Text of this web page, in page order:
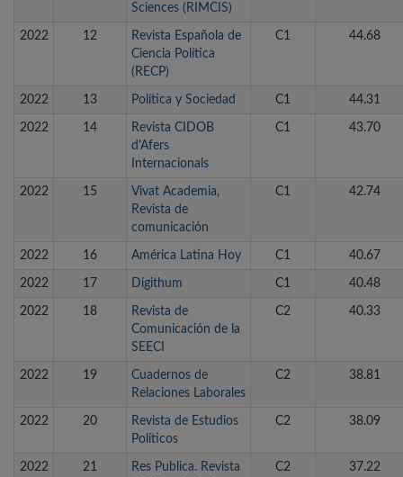
Sciences (RIMCIS)
2022 12
Revista Española de
Ciencia Política
(RECP)
C1 44.68
2022 13 Política y Sociedad C1 44.31
2022 14
Revista CIDOB
d'Afers
Internacionals
C1 43.70
2022 15
Vivat Academia,
Revista de
comunicación
C1 42.74
2022 16 América Latina Hoy C1 40.67
2022 17 Digithum C1 40.48
2022 18
Revista de
Comunicación de la
SEECI
C2 40.33
2022 19
Cuadernos de
Relaciones Laborales
C2 38.81
2022 20
Revista de Estudios
Políticos
C2 38.09
2022 21
Res Publica. Revista
C2 37.22